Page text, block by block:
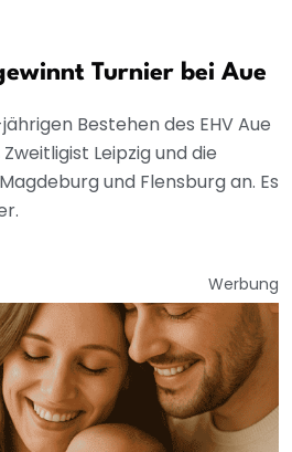
Turnier bei Aue
Bestehen des EHV Aue
Leipzig und die
und Flensburg an. Es
Werbung